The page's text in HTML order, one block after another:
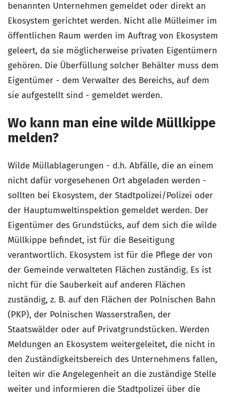
benannten Unternehmen gemeldet oder direkt an
Ekosystem gerichtet werden. Nicht alle Mülleimer im
öffentlichen Raum werden im Auftrag von Ekosystem
geleert, da sie möglicherweise privaten Eigentümern
gehören. Die Überfüllung solcher Behälter muss dem
Eigentümer - dem Verwalter des Bereichs, auf dem
sie aufgestellt sind - gemeldet werden.
Wo kann man eine wilde Müllkippe
melden?
Wilde Müllablagerungen - d.h. Abfälle, die an einem
nicht dafür vorgesehenen Ort abgeladen werden -
sollten bei Ekosystem, der Stadtpolizei/Polizei oder
der Hauptumweltinspektion gemeldet werden. Der
Eigentümer des Grundstücks, auf dem sich die wilde
Müllkippe befindet, ist für die Beseitigung
verantwortlich. Ekosystem ist für die Pflege der von
der Gemeinde verwalteten Flächen zuständig. Es ist
nicht für die Sauberkeit auf anderen Flächen
zuständig, z. B. auf den Flächen der Polnischen Bahn
(PKP), der Polnischen Wasserstraßen, der
Staatswälder oder auf Privatgrundstücken. Werden
Meldungen an Ekosystem weitergeleitet, die nicht in
den Zuständigkeitsbereich des Unternehmens fallen,
leiten wir die Angelegenheit an die zuständige Stelle
weiter und informieren die Stadtpolizei über die